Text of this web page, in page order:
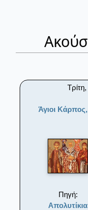
Άγιοι
Πηγή:
Απολυτίκια